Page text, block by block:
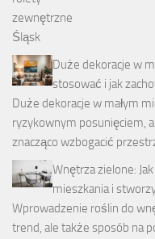
Duże dekoracje w
stosować i jak
Duże dekoracje w małym
ryzykownym posunięciem,
znacząco wzbogacić
Wnętrza zielone:
mieszkania i
Wprowadzenie roślin do
trend, ale także sposób na